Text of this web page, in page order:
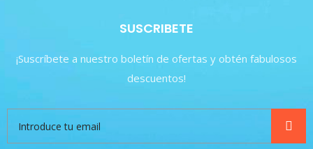
SUSCRIBETE
¡Suscríbete a nuestro boletín de ofertas y obtén fabulosos
descuentos!